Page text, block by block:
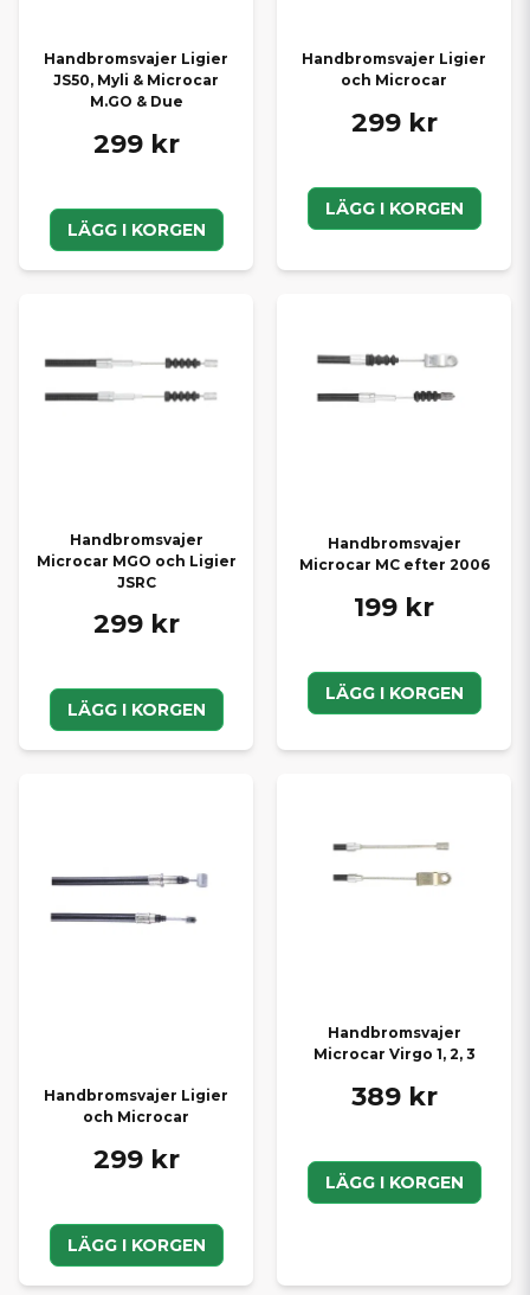
Handbromsvajer Ligier
JS50, Myli & Microcar
M.GO & Due
299 kr
LÄGG I KORGEN
Handbromsvajer Ligier
och Microcar
299 kr
LÄGG I KORGEN
Handbromsvajer
Microcar MGO och Ligier
JSRC
299 kr
LÄGG I KORGEN
Handbromsvajer
Microcar MC efter 2006
199 kr
LÄGG I KORGEN
Handbromsvajer Ligier
och Microcar
299 kr
LÄGG I KORGEN
Handbromsvajer
Microcar Virgo 1, 2, 3
389 kr
LÄGG I KORGEN